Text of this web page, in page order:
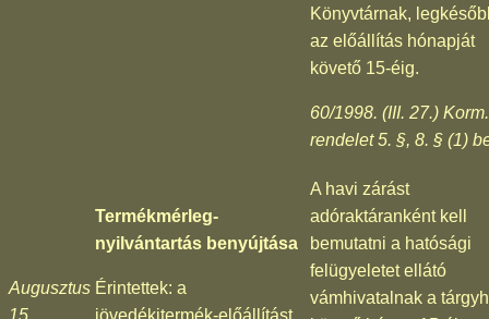
Könyvtárnak,
az előállítás hónapját
követő 15-éig.
60/1998. (III. 27.) Korm.
rendelet 5. §, 8. § (1)
Augusztus
15.
Termékmérleg-
nyilvántartás benyújtása
Érintettek: a
jövedékitermék-előállítást
A havi zárást
adóraktáranként kell
bemutatni a hatósági
felügyeletet ellátó
vámhivatalnak a